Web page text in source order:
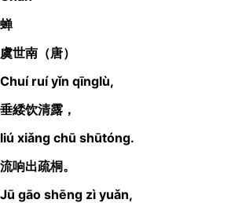
蝉
虞世南（唐）
Chuí ruí yǐn qīnglù,
垂緌饮清露，
liú xiǎng chū shūtóng.
流响出疏桐。
Jū gāo shēng zì yuǎn,